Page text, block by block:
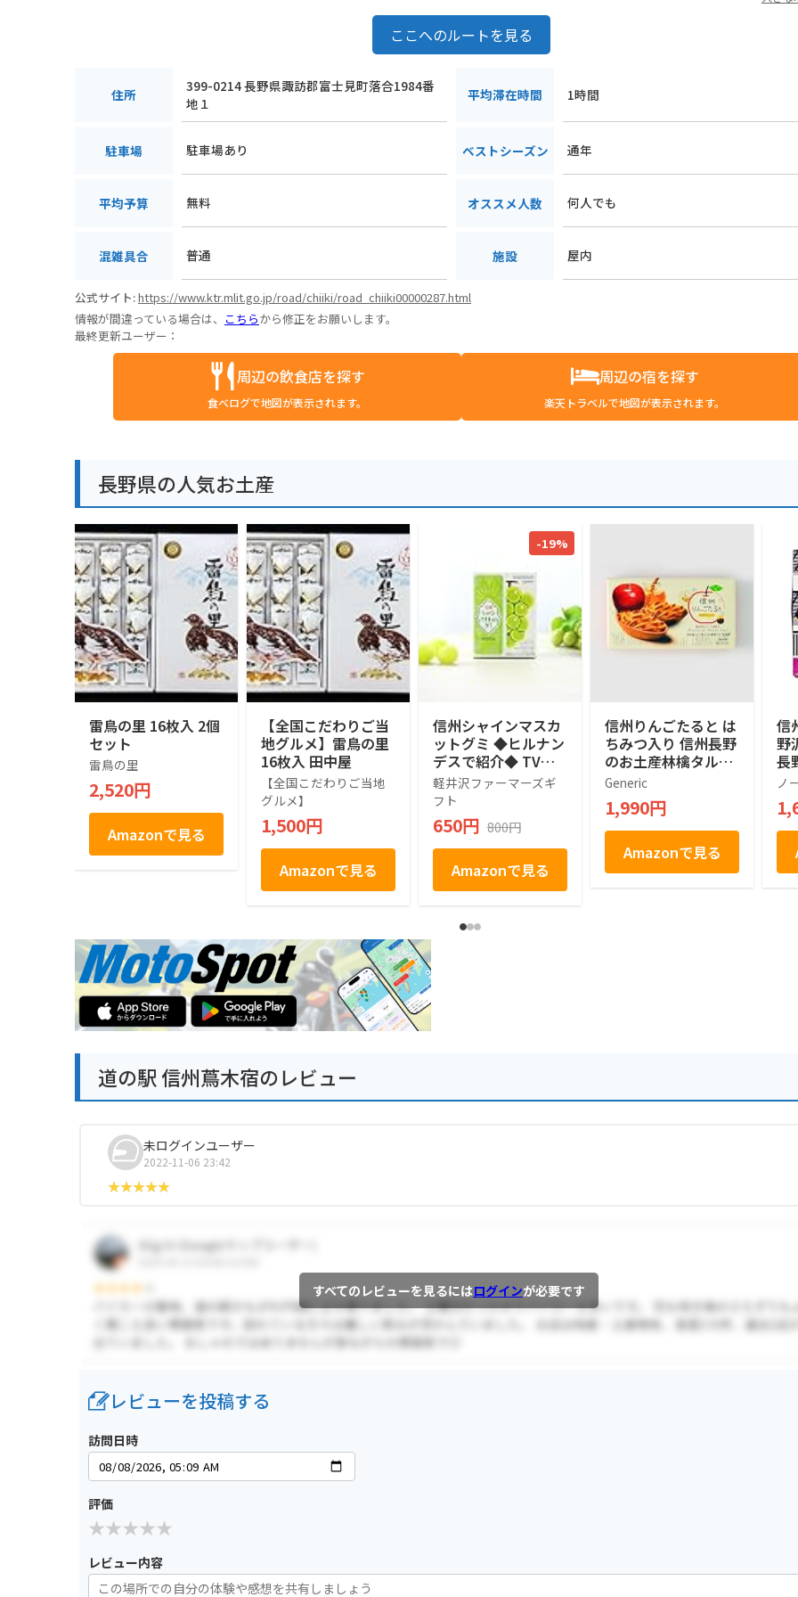
ここへのルートを見る
住所
399-0214 長野県諏訪郡富士見町落合1984番
地１
平均滞在時間 1時間
駐車場 駐車場あり ベストシーズン 通年
平均予算 無料 オススメ人数 何人でも
混雑具合 普通 施設 屋内
公式サイト:https://www.ktr.mlit.go.jp/road/chiiki/road_chiiki00000287.html
情報が間違っている場合は、 こちらから修正をお願いします。
最終更新ユーザー：
周辺の飲食店を探す
食べログで地図が表示されます。
周辺の宿を探す
楽天トラベルで地図が表示されます。
長野県の人気お土産
雷鳥の里 16枚入 2個
セット
雷鳥の里
2,520円
Amazonで見る
【全国こだわりご当
地グルメ】雷鳥の里
16枚入 田中屋
【全国こだわりご当地
グルメ】
1,500円
Amazonで見る
-19%
信州シャインマスカ
ットグミ ◆ヒルナン
デスで紹介◆ TVで
話題 売れ筋 人気ス
イーツ 人気 デザー
ト お取り寄せ お取
り寄せグルメ お菓子
駄菓子 個包装 グミ
ぶどう シャインマス
カット プレゼント
ギフト お土産 信州
産 信州 長野 小分け
軽井沢ファーマーズギ
フト
650円 800円
Amazonで見る
信州りんごたると は
ちみつ入り 信州長野
のお土産林檎タルト
(2箱, 6, 個入)
Generic
1,990円
Amazonで見る
信
野
長
ク
ノ
道の駅 信州蔦木宿のレビュー
未ログインユーザー
2022-11-06 23:42
すべてのレビューを見るにはログインが必要です
レビューを投稿する
訪問日時
評価
レビュー内容